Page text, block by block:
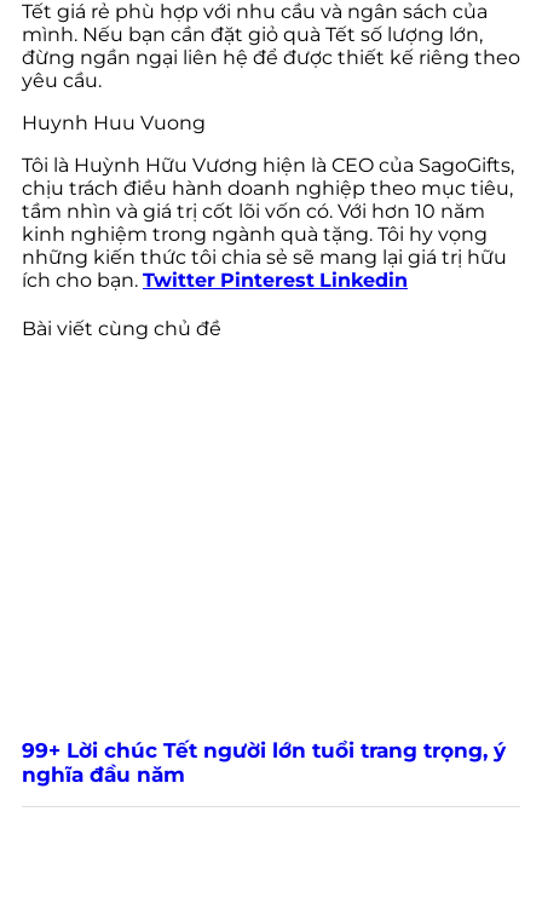
Tết giá rẻ phù hợp với nhu cầu và ngân sách của
mình. Nếu bạn cần đặt giỏ quà Tết số lượng lớn,
đừng ngần ngại liên hệ để được thiết kế riêng theo
yêu cầu.
Huynh Huu Vuong
Tôi là Huỳnh Hữu Vương hiện là CEO của SagoGifts,
chịu trách điều hành doanh nghiệp theo mục tiêu,
tầm nhìn và giá trị cốt lõi vốn có. Với hơn 10 năm
kinh nghiệm trong ngành quà tặng. Tôi hy vọng
những kiến thức tôi chia sẻ sẽ mang lại giá trị hữu
ích cho bạn. Twitter Pinterest Linkedin
Bài viết cùng chủ đề
99+ Lời chúc Tết người lớn tuổi trang trọng, ý
nghĩa đầu năm